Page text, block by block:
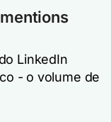
LinkedIn
- o volume de